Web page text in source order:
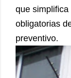
que
obligatorias
preventivo.